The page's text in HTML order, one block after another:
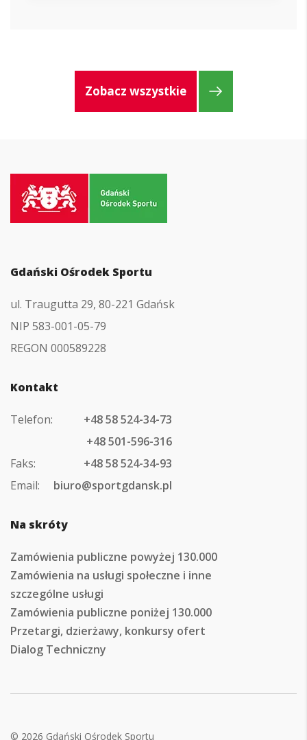
Zobacz wszystkie
strony
Gdański Ośrodek Sportu
ul. Traugutta 29, 80-221 Gdańsk
NIP 583-001-05-79
REGON 000589228
Kontakt
Telefon:
+48 58 524-34-73
+48 501-596-316
Faks:
+48 58 524-34-93
Email:
biuro@sportgdansk.pl
Na skróty
Zamówienia publiczne powyżej 130.000
Zamówienia na usługi społeczne i inne
szczególne usługi
Zamówienia publiczne poniżej 130.000
Przetargi, dzierżawy, konkursy ofert
Dialog Techniczny
© 2026 Gdański Ośrodek Sportu